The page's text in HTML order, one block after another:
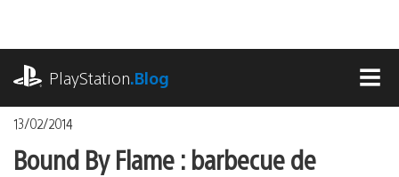
contenu
PlayStation.Blog
13/02/2014
Bound By Flame : barbecue de